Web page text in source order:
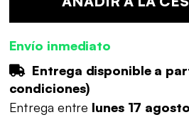
Envío inmediato
Entrega disponible a
condiciones)
Entrega entre lunes 17 agosto